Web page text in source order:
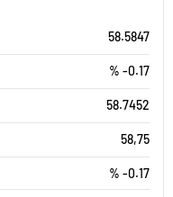
58.5847
% -0.17
58.7452
58,75
% -0.17